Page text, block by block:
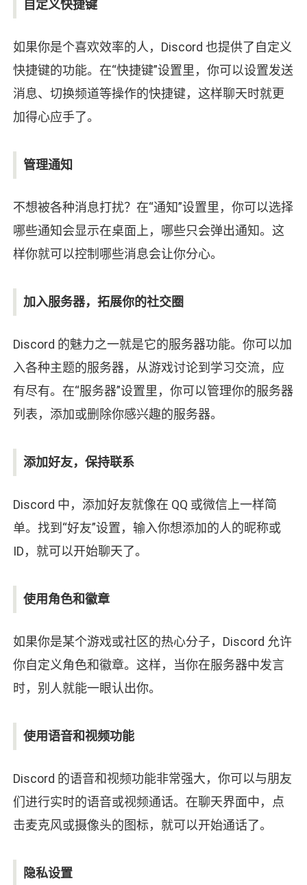
自定义快捷键
如果你是个喜欢效率的人，Discord 也提供了自定义
快捷键的功能。在“快捷键”设置里，你可以设置发送
消息、切换频道等操作的快捷键，这样聊天时就更
加得心应手了。
管理通知
不想被各种消息打扰？在“通知”设置里，你可以选择
哪些通知会显示在桌面上，哪些只会弹出通知。这
样你就可以控制哪些消息会让你分心。
加入服务器，拓展你的社交圈
Discord 的魅力之一就是它的服务器功能。你可以加
入各种主题的服务器，从游戏讨论到学习交流，应
有尽有。在“服务器”设置里，你可以管理你的服务器
列表，添加或删除你感兴趣的服务器。
添加好友，保持联系
Discord 中，添加好友就像在 QQ 或微信上一样简
单。找到“好友”设置，输入你想添加的人的昵称或
ID，就可以开始聊天了。
使用角色和徽章
如果你是某个游戏或社区的热心分子，Discord 允许
你自定义角色和徽章。这样，当你在服务器中发言
时，别人就能一眼认出你。
使用语音和视频功能
Discord 的语音和视频功能非常强大，你可以与朋友
们进行实时的语音或视频通话。在聊天界面中，点
击麦克风或摄像头的图标，就可以开始通话了。
隐私设置